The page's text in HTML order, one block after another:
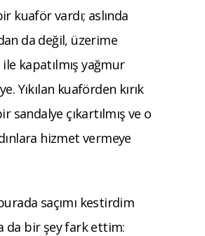
kuaför vardı; aslında
da değil, üzerime
kapatılmış yağmur
Yıkılan kuaförden kırık
sandalye çıkartılmış ve o
hizmet vermeye
saçımı kestirdim
da bir şey fark ettim: